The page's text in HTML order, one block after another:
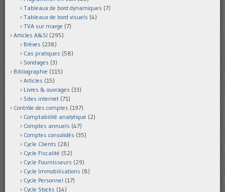
Tableaux de bord dynamiques (7)
Tableaux de bord visuels (4)
TVA sur marge (7)
Articles A&SI (295)
Brèves (238)
Cas pratiques (58)
Sondages (3)
Bibliographie (115)
Articles (15)
Livres & ouvrages (33)
Sites internet (71)
Contrôle des comptes (197)
Comptabilité analytique (2)
Comptes annuels (47)
Comptes consolidés (35)
Cycle Clients (28)
Cycle Fiscalité (52)
Cycle Fournisseurs (29)
Cycle Immobilisations (8)
Cycle Personnel (17)
Cycle Stocks (14)